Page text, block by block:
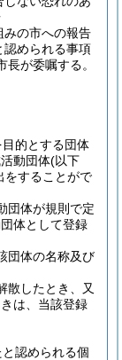
みの市への報告
認められる事項
が委嘱する。
的とする団体
動団体(以下
をすることがで
団体が規則で定
体として登録
団体の名称及び
散したとき、又
は、当該登録
認められる個